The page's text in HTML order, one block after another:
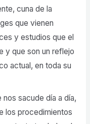
cuna de la
que vienen
y estudios que el
y que son un reflejo
actual, en toda su
sacude día a día,
los procedimientos